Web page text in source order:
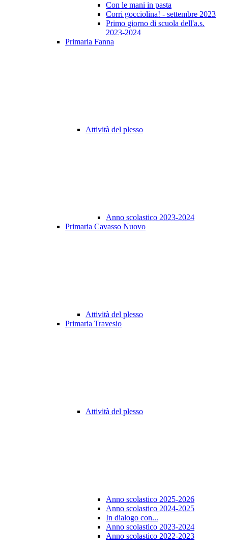
Con le mani in pasta
Corri gocciolina! - settembre 2023
Primo giorno di scuola dell'a.s.
2023-2024
Primaria Fanna
Attività del plesso
Anno scolastico 2023-2024
Primaria Cavasso Nuovo
Attività del plesso
Primaria Travesio
Attività del plesso
Anno scolastico 2025-2026
Anno scolastico 2024-2025
In dialogo con...
Anno scolastico 2023-2024
Anno scolastico 2022-2023